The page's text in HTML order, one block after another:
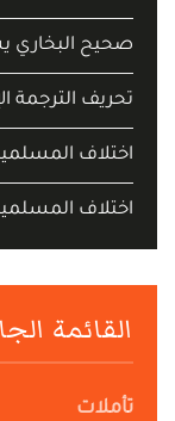
صحيح البخاري
تحريف الترجمة
اختلاف
اختلاف
القائمة
تأملات